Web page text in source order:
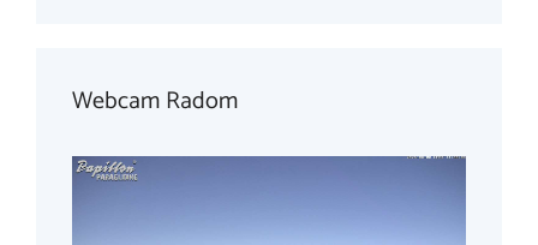
Webcam Radom